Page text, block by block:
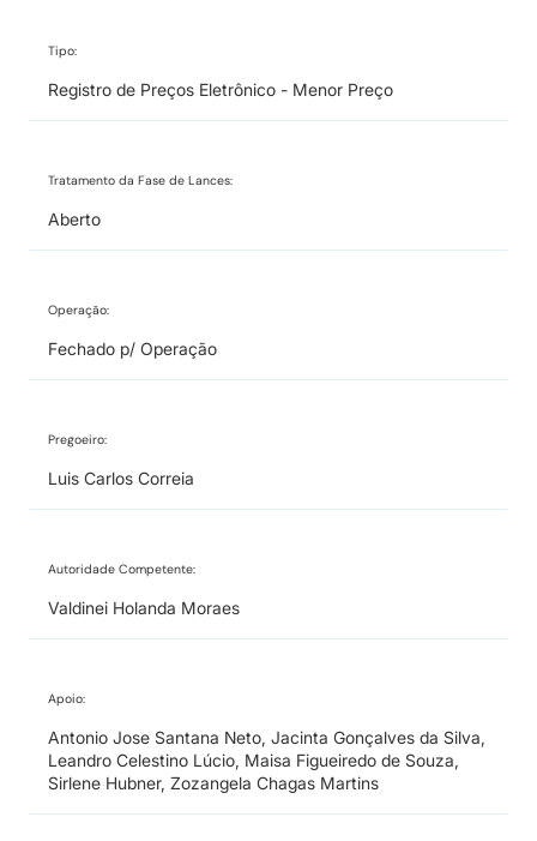
Tipo:
Registro de Preços Eletrônico - Menor Preço
Tratamento da Fase de Lances:
Aberto
Operação:
Fechado p/ Operação
Pregoeiro:
Luis Carlos Correia
Autoridade Competente:
Valdinei Holanda Moraes
Apoio:
Antonio Jose Santana Neto, Jacinta Gonçalves da Silva,
Leandro Celestino Lúcio, Maisa Figueiredo de Souza,
Sirlene Hubner, Zozangela Chagas Martins